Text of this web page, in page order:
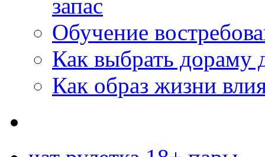
запас
Обучение
Как выбрать дораму
Как образ жизни